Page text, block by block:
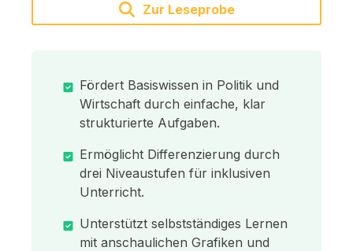
Zur Leseprobe
Fördert Basiswissen in Politik und
Wirtschaft durch einfache, klar
strukturierte Aufgaben.
Ermöglicht Differenzierung durch
drei Niveaustufen für inklusiven
Unterricht.
Unterstützt selbstständiges Lernen
mit anschaulichen Grafiken und